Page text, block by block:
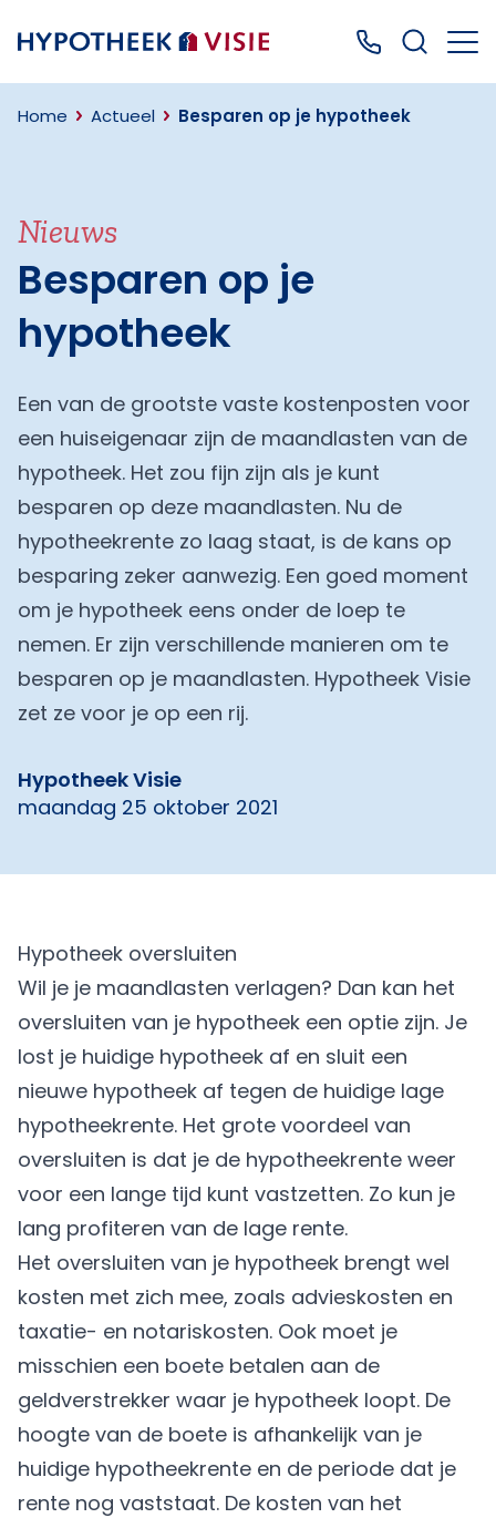
Terug naar home Bel ons: 0499
Home Actueel Besparen op je hypotheek
Nieuws
Besparen op je
hypotheek
Een van de grootste vaste kostenposten voor
een huiseigenaar zijn de maandlasten van de
hypotheek. Het zou fijn zijn als je kunt
besparen op deze maandlasten. Nu de
hypotheekrente zo laag staat, is de kans op
besparing zeker aanwezig. Een goed moment
om je hypotheek eens onder de loep te
nemen. Er zijn verschillende manieren om te
besparen op je maandlasten. Hypotheek Visie
zet ze voor je op een rij.
Hypotheek Visie
maandag 25 oktober 2021
Hypotheek oversluiten
Wil je je maandlasten verlagen? Dan kan het
oversluiten van je hypotheek een optie zijn. Je
lost je huidige hypotheek af en sluit een
nieuwe hypotheek af tegen de huidige lage
hypotheekrente. Het grote voordeel van
oversluiten is dat je de hypotheekrente weer
voor een lange tijd kunt vastzetten. Zo kun je
lang profiteren van de lage rente.
Het oversluiten van je hypotheek brengt wel
kosten met zich mee, zoals advieskosten en
taxatie- en notariskosten. Ook moet je
misschien een boete betalen aan de
geldverstrekker waar je hypotheek loopt. De
hoogte van de boete is afhankelijk van je
huidige hypotheekrente en de periode dat je
rente nog vaststaat. De kosten van het